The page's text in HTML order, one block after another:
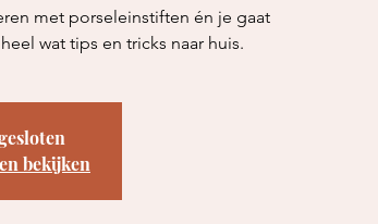
met porseleinstiften én je gaat
wat tips en tricks naar huis.
bekijken